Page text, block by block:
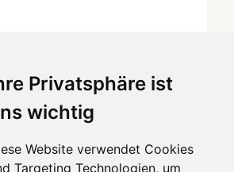
Privatsphäre ist
wichtig
Website verwendet Cookies
Targeting Technologien, um
Nähe von Herne:
* Castrop-Rauxel*Datteln*
* Essen*Gelsenkirchen*
* Hattingen an der Ruhr *
Ruhr *
*
*Recklinghausen*
* Recklinghausen (Stadtmitte)